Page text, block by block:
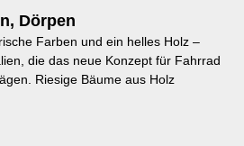
Dörpen
Farben und ein helles Holz –
die das neue Konzept für Fahrrad
Riesige Bäume aus Holz